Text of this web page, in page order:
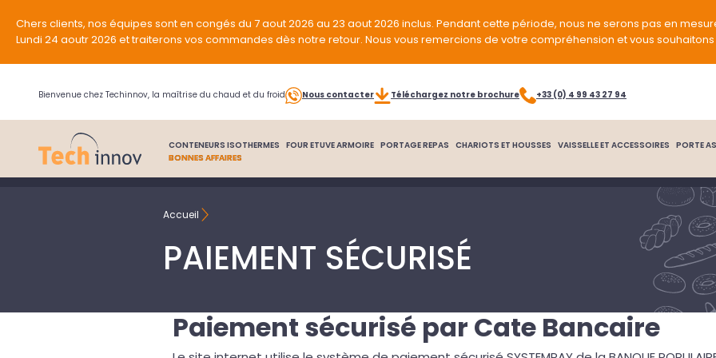
Chers clients, nos équipes sont en congés du 7 aout 2026 au 23 aout 2026 inclus. Pendant cette période, nous ne serons pas en
Lundi 24 aoutr 2026 et traiterons vos commandes dès notre retour. Nous vous remercions de votre compréhension et vous
Bienvenue chez Techinnov, la maîtrise du chaud et du froid Nous contacter Téléchargez notre brochure +33 (0) 4 99 43 27 94
CONTENEURS ISOTHERMES FOUR ETUVE ARMOIRE PORTAGE REPAS CHARIOTS ET HOUSSES VAISSELLE ET ACCESSOIRES PORTE
BONNES AFFAIRES
Accueil
PAIEMENT SÉCURISÉ
Paiement sécurisé par Cate Bancaire